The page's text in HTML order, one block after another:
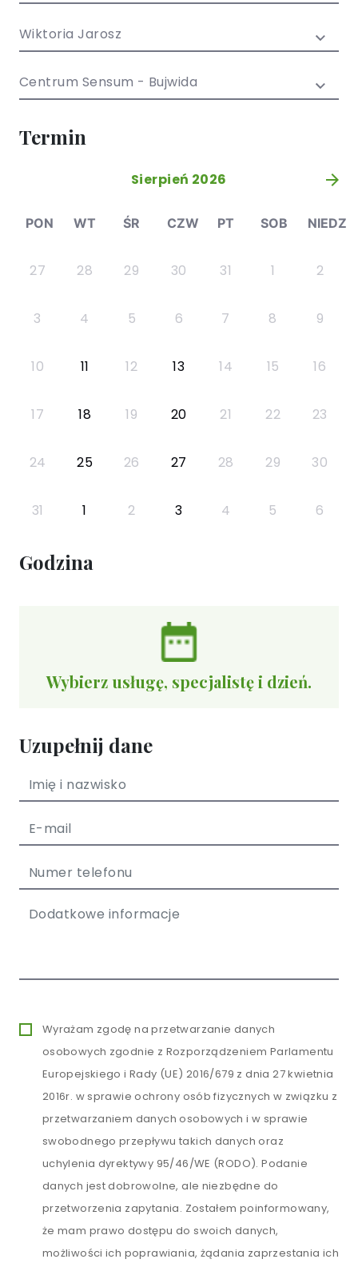
młodzieży
Wiktoria Jarosz
Centrum Sensum - Bujwida
Termin
Sierpień 2026 »
PON WT ŚR CZW PT SOB NIEDZ
27 28 29 30 31 1 2
3 4 5 6 7 8 9
10 11 12 13 14 15 16
17 18 19 20 21 22 23
24 25 26 27 28 29 30
31 1 2 3 4 5 6
Godzina
Wybierz usługę, specjalistę i dzień.
Uzupełnij dane
Wyrażam zgodę na przetwarzanie danych
osobowych zgodnie z Rozporządzeniem Parlamentu
Europejskiego i Rady (UE) 2016/679 z dnia 27 kwietnia
2016r. w sprawie ochrony osób fizycznych w związku z
przetwarzaniem danych osobowych i w sprawie
swobodnego przepływu takich danych oraz
uchylenia dyrektywy 95/46/WE (RODO). Podanie
danych jest dobrowolne, ale niezbędne do
przetworzenia zapytania. Zostałem poinformowany,
że mam prawo dostępu do swoich danych,
możliwości ich poprawiania, żądania zaprzestania ich